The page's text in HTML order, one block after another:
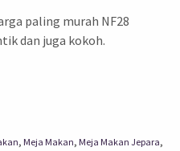
paling murah NF28
dan juga kokoh.
, Meja Makan, Meja Makan Jepara,